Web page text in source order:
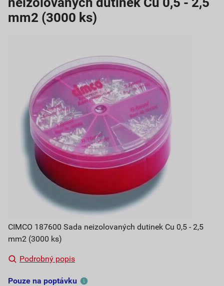
mm2 (3000 ks)
CIMCO 187600 Sada neizolovaných dutinek Cu 0,5 - 2,5
mm2 (3000 ks)
Podrobný popis
Pouze na poptávku